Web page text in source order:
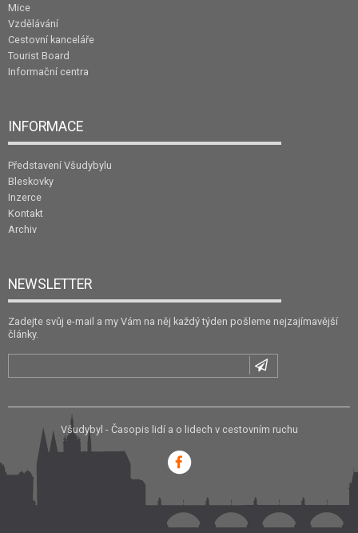
Mice
Vzdělávání
Cestovní kanceláře
Tourist Board
Informační centra
INFORMACE
Představení Všudybylu
Bleskovky
Inzerce
Kontakt
Archiv
NEWSLETTER
Zadejte svůj e-mail a my Vám na něj každý týden pošleme nejzajímavější
články.
Všudybyl - Časopis lidí a o lidech v cestovním ruchu